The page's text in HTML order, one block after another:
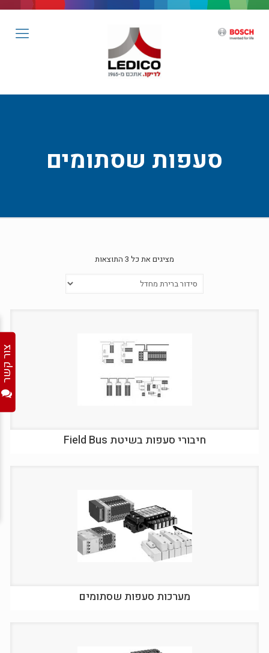
סעפות שסתומים
מציגים את כל ⁦3⁩ התוצאות
חיבורי סעפות בשיטת Field Bus
מערכות סעפות שסתומים